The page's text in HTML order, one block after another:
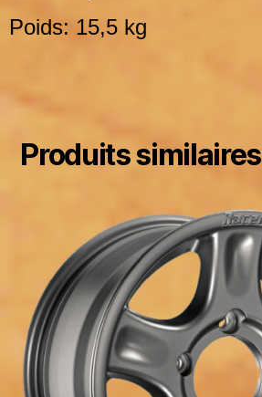
Poids: 15,5 kg
Produits similaires